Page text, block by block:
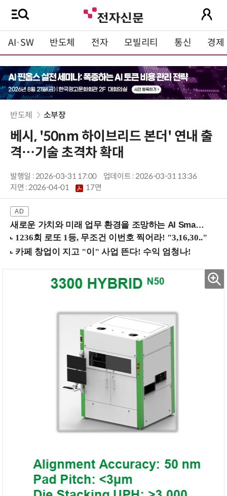
AI·SW 반도체 전자 모빌리티 통신 경제
반도체 소부장
베시, '50nm 하이브리드 본더' 연내 출
격…기술 초격차 확대
발행일 : 2026-03-31 17:00
업데이트 : 2026-03-31 13:36
지면 :2026-04-01 17면
새로운 가치와 미래 업무 환경을 조망하는 AI Smart Work Summit 2026 (9/11 코엑스)